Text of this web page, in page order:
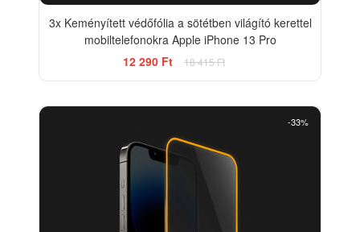
3x Keményített védőfólia a sötétben világító kerettel
mobiltelefonokra Apple iPhone 13 Pro
12 290 Ft
18 415 Ft
-33%